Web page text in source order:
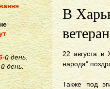
В
22 августа в
народа"
Также под
-й день.
день.